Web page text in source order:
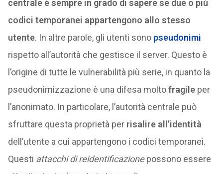
centrale è sempre in grado di sapere se due o più
codici temporanei appartengono allo stesso
utente. In altre parole, gli utenti sono pseudonimi
rispetto all’autorità che gestisce il server. Questo è
l’origine di tutte le vulnerabilità più serie, in quanto la
pseudonimizzazione è una difesa moltofragileper
l’anonimato. In particolare, l’autorità centrale può
sfruttare questa proprietà per risalire all’identità
dell’utente a cui appartengono i codici temporanei.
Questi attacchi di reidentificazionepossono essere